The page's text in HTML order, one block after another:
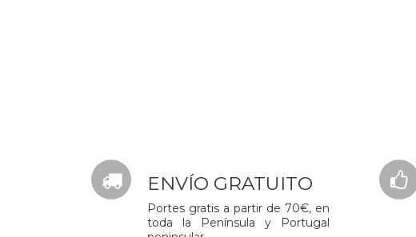
ENVÍO GRATUITO
Portes gratis a partir de 70€, en
toda la Península y Portugal